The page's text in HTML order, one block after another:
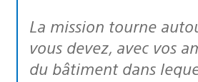
La mission tourne autour de l’informateur El Zakir qui a fait défection et que
vous devez, avec vos
du bâtiment dans